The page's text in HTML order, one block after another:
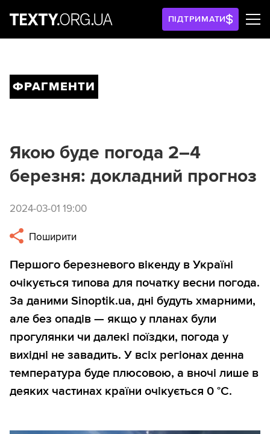
ПІДТРИМАТИ
ФРАГМЕНТИ
Якою буде погода 2–4
березня: докладний прогноз
2024-03-01 19:00
Поширити
Першого березневого вікенду в Україні
очікується типова для початку весни погода.
За даними Sinoptik.ua, дні будуть хмарними,
але без опадів — якщо у планах були
прогулянки чи далекі поїздки, погода у
вихідні не завадить. У всіх регіонах денна
температура буде плюсовою, а вночі лише в
деяких частинах країни очікується 0 °С.